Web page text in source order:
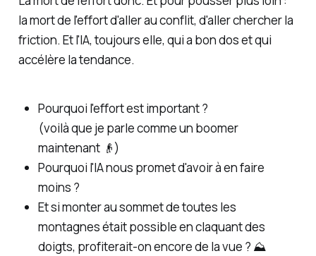
la mort de l'effort d'aller au conflit, d'aller chercher la
friction. Et l'IA, toujours elle, qui a bon dos et qui
accélère la tendance.
Pourquoi l'effort est important ?
(voilà que je parle comme un boomer
maintenant 👴)
Pourquoi l'IA nous promet d'avoir à en faire
moins ?
Et si monter au sommet de toutes les
montagnes était possible en claquant des
doigts, profiterait-on encore de la vue ? ⛰️